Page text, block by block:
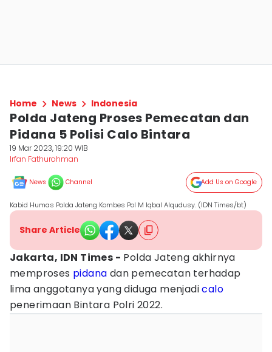
Home News Indonesia
Polda Jateng Proses Pemecatan dan
Pidana 5 Polisi Calo Bintara
19 Mar 2023, 19:20 WIB
Irfan Fathurohman
News Channel Add Us on Google
Kabid Humas Polda Jateng Kombes Pol M Iqbal Alqudusy. (IDN Times/bt)
Share Article
Jakarta, IDN Times - Polda Jateng akhirnya
memproses pidana dan pemecatan terhadap
lima anggotanya yang diduga menjadicalo
penerimaan Bintara Polri 2022.